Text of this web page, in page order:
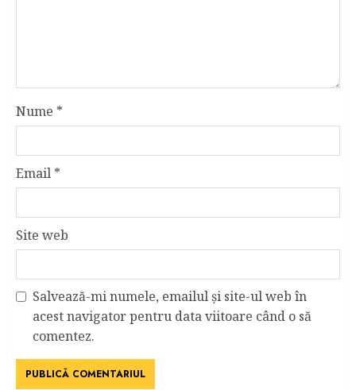
Nume *
Email *
Site web
Salvează-mi numele, emailul și site-ul web în
acest navigator pentru data viitoare când o să
comentez.